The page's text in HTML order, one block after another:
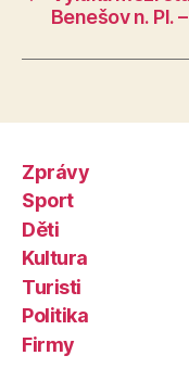
Benešov n. Pl.
Zprávy
Sport
Děti
Kultura
Turisti
Politika
Firmy